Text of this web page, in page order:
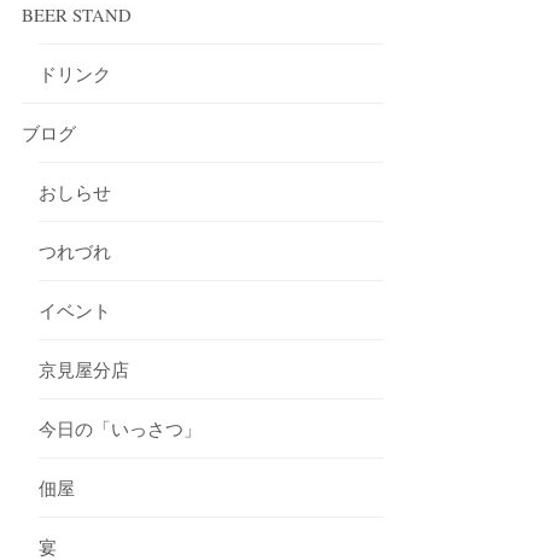
BEER STAND
ドリンク
ブログ
おしらせ
つれづれ
イベント
京見屋分店
今日の「いっさつ」
佃屋
宴